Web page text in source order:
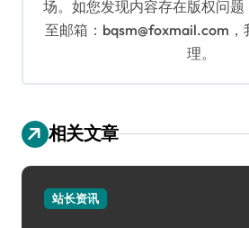
场。如您发现内容存在版权问
至邮箱：bqsm@foxmail.com，
理。
相关文章
站长资讯